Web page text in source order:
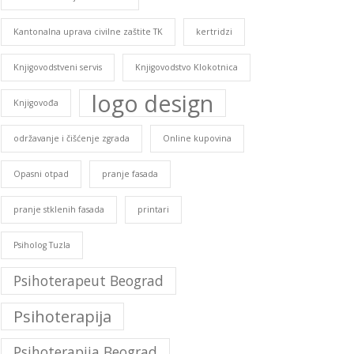
Kantonalna uprava civilne zaštite TK kertridzi
Knjigovodstveni servis Knjigovodstvo Klokotnica
Knjigovođa logo design
održavanje i čišćenje zgrada Online kupovina
Opasni otpad pranje fasada
pranje stklenih fasada printari
Psiholog Tuzla
Psihoterapeut Beograd
Psihoterapija